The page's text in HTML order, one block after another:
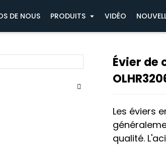
DE NOUS PRODUITS VIDÉO
Évier de cuisine en acier inoxydable
Évier de
Les éviers
qualité.